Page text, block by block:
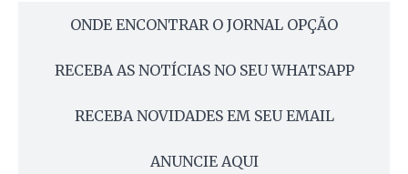
ONDE ENCONTRAR O JORNAL OPÇÃO
RECEBA AS NOTÍCIAS NO SEU WHATSAPP
RECEBA NOVIDADES EM SEU EMAIL
ANUNCIE AQUI